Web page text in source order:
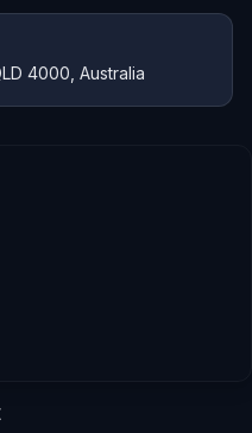
4000, Australia